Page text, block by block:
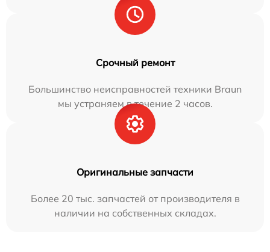
Срочный ремонт
Большинство неисправностей техники Braun
мы устраняем в течение 2 часов.
Оригинальные запчасти
Более 20 тыс. запчастей от производителя в
наличии на собственных складах.